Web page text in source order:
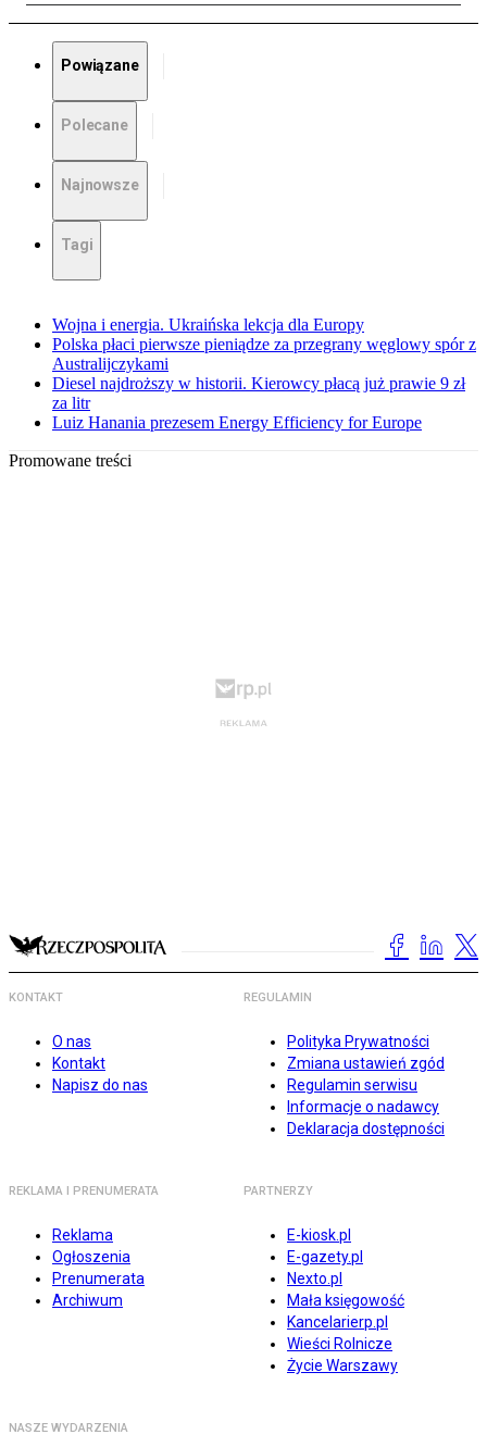
Powiązane
Polecane
Najnowsze
Tagi
Wojna i energia. Ukraińska lekcja dla Europy
Polska płaci pierwsze pieniądze za przegrany węglowy spór z
Australijczykami
Diesel najdroższy w historii. Kierowcy płacą już prawie 9 zł
za litr
Luiz Hanania prezesem Energy Efficiency for Europe
Promowane treści
KONTAKT
O nas
Kontakt
Napisz do nas
REGULAMIN
Polityka Prywatności
Zmiana ustawień zgód
Regulamin serwisu
Informacje o nadawcy
Deklaracja dostępności
REKLAMA I PRENUMERATA
Reklama
Ogłoszenia
Prenumerata
Archiwum
PARTNERZY
E-kiosk.pl
E-gazety.pl
Nexto.pl
Mała księgowość
Kancelarierp.pl
Wieści Rolnicze
Życie Warszawy
NASZE WYDARZENIA